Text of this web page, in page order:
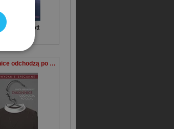
Ross Hoddinott
Zakonnice odchodzą po cichu Wydanie specjalne